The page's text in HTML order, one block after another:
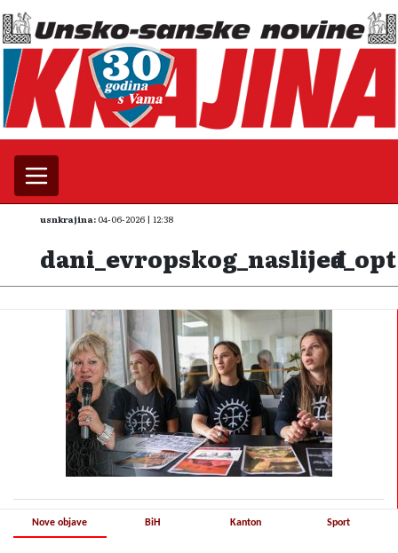
usnkrajina: 04-06-2026 | 12:38
dani_evropskog_naslijeđa_opt
Nove objave BiH Kanton Sport